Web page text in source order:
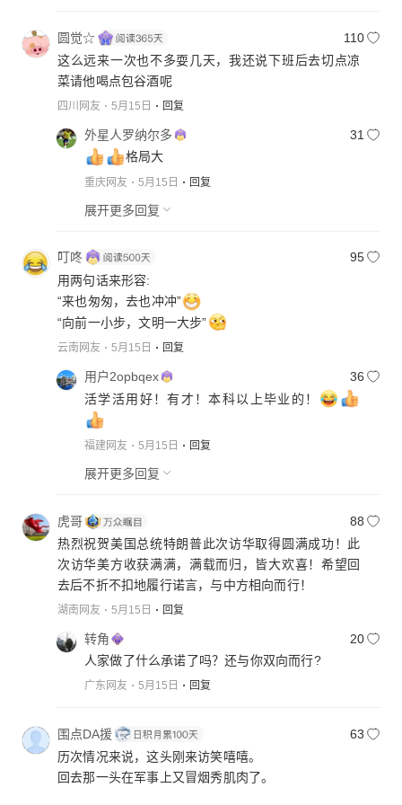
圆觉☆
110
这么远来一次也不多耍几天，我还说下班后去切点凉
菜请他喝点包谷酒呢
四川网友 5月15日 回复
外星人罗纳尔多
31
格局大
重庆网友 5月15日 回复
展开更多回复
叮咚
95
用两句话来形容:
‌“来也匆匆，去也冲冲”
“向前一小步，文明一大步”‌
云南网友 5月15日 回复
用户2opbqex
36
活学活用好！有才！本科以上毕业的！
福建网友 5月15日 回复
展开更多回复
虎哥
88
热烈祝贺美国总统特朗普此次访华取得圆满成功！此
次访华美方收获满满，满载而归，皆大欢喜！希望回
去后不折不扣地履行诺言，与中方相向而行！
湖南网友 5月15日 回复
转角
20
人家做了什么承诺了吗？还与你双向而行?
广东网友 5月15日 回复
围点DA援
63
历次情况来说，这头刚来访笑嘻嘻。
回去那一头在军事上又冒烟秀肌肉了。